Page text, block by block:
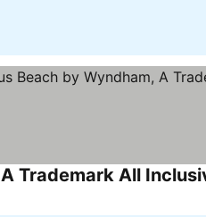
Trademark All